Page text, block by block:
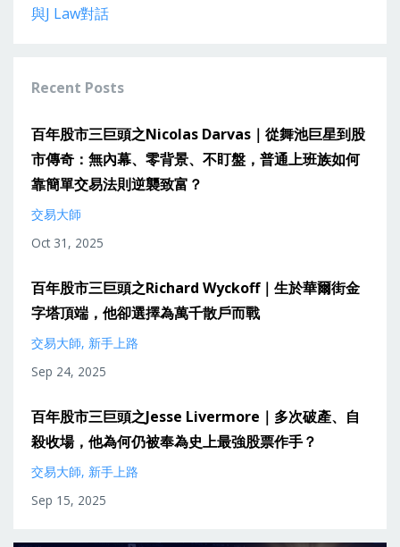
與j Law對話
Recent Posts
百年股市三巨頭之Nicolas Darvas｜從舞池巨星到股
市傳奇：無內幕、零背景、不盯盤，普通上班族如何
靠簡單交易法則逆襲致富？
交易大師
Oct 31, 2025
百年股市三巨頭之Richard Wyckoff｜生於華爾街金
字塔頂端，他卻選擇為萬千散戶而戰
交易大師 新手上路
Sep 24, 2025
百年股市三巨頭之Jesse Livermore｜多次破產、自
殺收場，他為何仍被奉為史上最強股票作手？
交易大師 新手上路
Sep 15, 2025